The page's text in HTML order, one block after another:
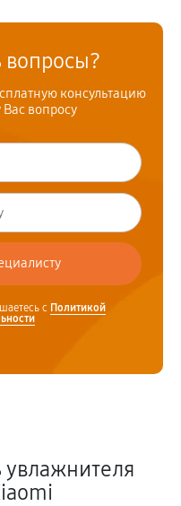
вопросы?
консультацию
вопросу
с Политикой